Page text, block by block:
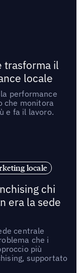
trasforma il
locale
performance
che monitora
e fa il lavoro.
locale
chi
era la sede
centrale
che i
più
supportato